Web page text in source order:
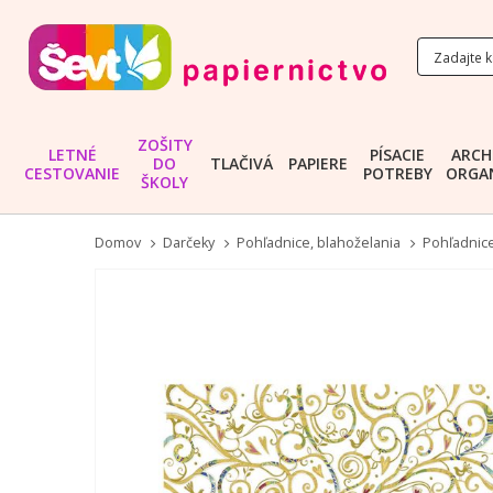
LETNÉ
CESTOVANIE
ZOŠITY
DO
ŠKOLY
TLAČIVÁ PAPIERE
PÍSACIE
POTREBY
Domov Darčeky Pohľadnice, blahoželania